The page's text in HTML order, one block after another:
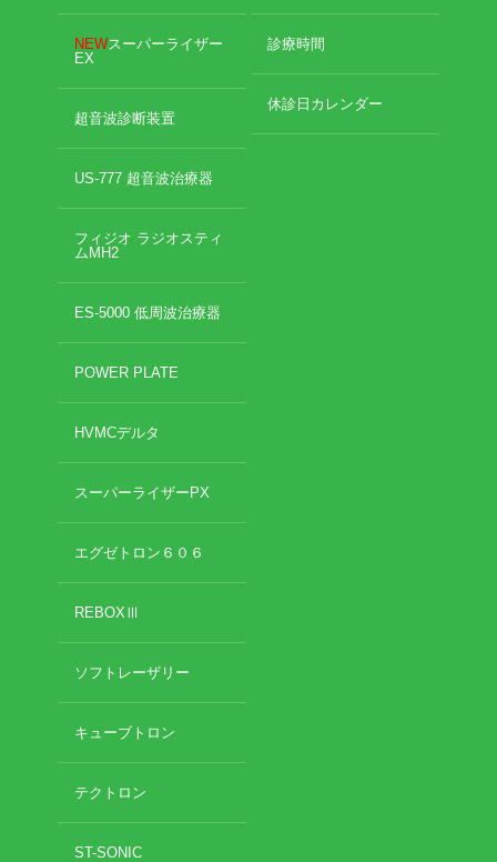
NEWスーパーライザー
EX
超音波診断装置
US-777 超音波治療器
フィジオ ラジオスティ
ムMH2
ES-5000 低周波治療器
POWER PLATE
HVMCデルタ
スーパーライザーPX
エグゼトロン６０６
REBOXⅢ
ソフトレーザリー
キューブトロン
テクトロン
ST-SONIC
診療時間
休診日カレンダー